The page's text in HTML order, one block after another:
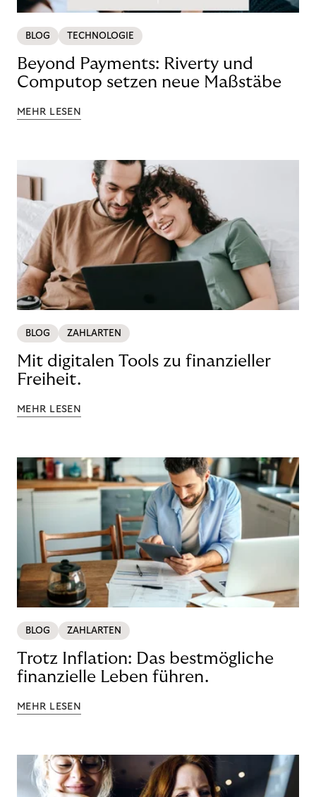
BLOG TECHNOLOGIE
Beyond Payments: Riverty und
Computop setzen neue Maßstäbe
MEHR LESEN
BLOG ZAHLARTEN
Mit digitalen Tools zu finanzieller
Freiheit.
MEHR LESEN
BLOG ZAHLARTEN
Trotz Inflation: Das bestmögliche
finanzielle Leben führen.
MEHR LESEN